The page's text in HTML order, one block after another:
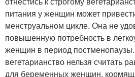
питания у женщин может
менструальном цикле. Она не
повышенную потребность в
женщин в период
вегетарианство нельзя считать
для беременных женщин,